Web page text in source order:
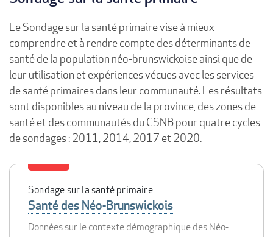
Le Sondage sur la santé primaire vise à mieux
comprendre et à rendre compte des déterminants de
santé de la population néo-brunswickoise ainsi que de
leur utilisation et expériences vécues avec les services
de santé primaires dans leur communauté. Les résultats
sont disponibles au niveau de la province, des zones de
santé et des communautés du CSNB pour quatre cycles
de sondages : 2011, 2014, 2017 et 2020.
Sondage sur la santé primaire
Santé des Néo-Brunswickois
Données sur le contexte démographique des Néo-